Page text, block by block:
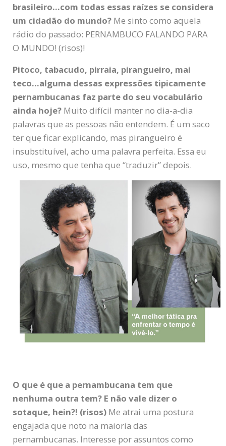
brasileiro…com todas essas raízes se considera
um cidadão do mundo? Me sinto como aquela
rádio do passado: PERNAMBUCO FALANDO PARA
O MUNDO! (risos)!
Pitoco, tabacudo, pirraia, pirangueiro, mai
teco…alguma dessas expressões tipicamente
pernambucanas faz parte do seu vocabulário
ainda hoje? Muito difícil manter no dia-a-dia
palavras que as pessoas não entendem. É um saco
ter que ficar explicando, mas pirangueiro é
insubstituível, acho uma palavra perfeita. Essa eu
uso, mesmo que tenha que “traduzir” depois.
O que é que a pernambucana tem que
nenhuma outra tem? E não vale dizer o
sotaque, hein?! (risos) Me atrai uma postura
engajada que noto na maioria das
pernambucanas. Interesse por assuntos como